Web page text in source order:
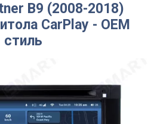
B9 (2008-2018)
CarPlay - OEM
стиль